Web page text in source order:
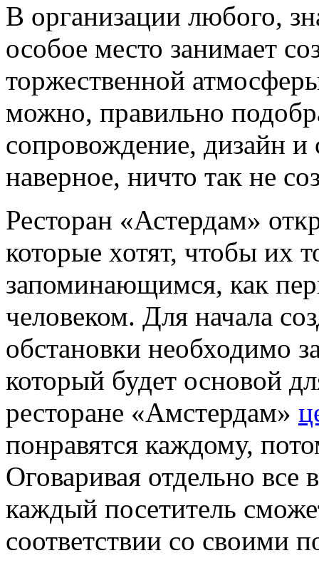
В организации любого,
особое место занимает
торжественной
можно, правильно
сопровождение, дизайн
наверное, ничто так не
Ресторан «Астердам»
которые хотят, чтобы их
запоминающимся, как
человеком. Для начала
обстановки необходимо
который будет основой
ресторане «Амстердам»
понравятся каждому,
Оговаривая отдельно
каждый посетитель
соответствии со своими